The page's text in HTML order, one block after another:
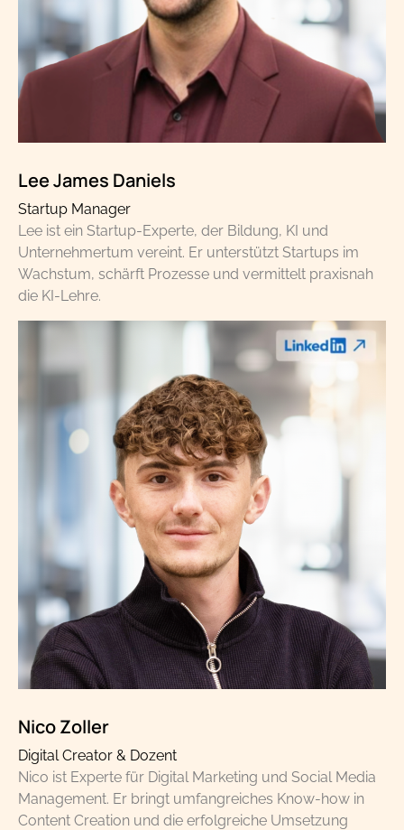
Lee James Daniels
Startup Manager
Lee ist ein Startup-Experte, der Bildung, KI und
Unternehmertum vereint. Er unterstützt Startups im
Wachstum, schärft Prozesse und vermittelt praxisnah
die KI-Lehre.
Nico Zoller
Digital Creator & Dozent
Nico ist Experte für Digital Marketing und Social Media
Management. Er bringt umfangreiches Know-how in
Content Creation und die erfolgreiche Umsetzung